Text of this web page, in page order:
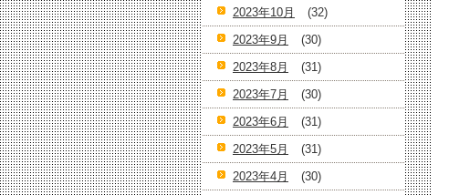
2023年10月
(32)
2023年9月
(30)
2023年8月
(31)
2023年7月
(30)
2023年6月
(31)
2023年5月
(31)
2023年4月
(30)